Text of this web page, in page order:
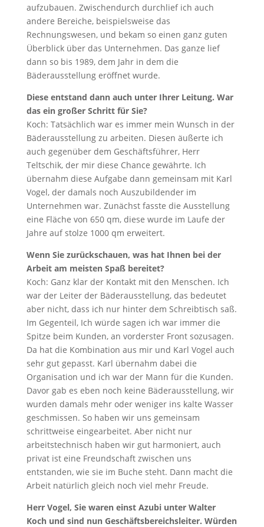
aufzubauen. Zwischendurch durchlief ich auch
andere Bereiche, beispielsweise das
Rechnungswesen, und bekam so einen ganz guten
Überblick über das Unternehmen. Das ganze lief
dann so bis 1989, dem Jahr in dem die
Bäderausstellung eröffnet wurde.
Diese entstand dann auch unter Ihrer Leitung. War
das ein großer Schritt für Sie?
Koch: Tatsächlich war es immer mein Wunsch in der
Bäderausstellung zu arbeiten. Diesen äußerte ich
auch gegenüber dem Geschäftsführer, Herr
Teltschik, der mir diese Chance gewährte. Ich
übernahm diese Aufgabe dann gemeinsam mit Karl
Vogel, der damals noch Auszubildender im
Unternehmen war. Zunächst fasste die Ausstellung
eine Fläche von 650 qm, diese wurde im Laufe der
Jahre auf stolze 1000 qm erweitert.
Wenn Sie zurückschauen, was hat Ihnen bei der
Arbeit am meisten Spaß bereitet?
Koch: Ganz klar der Kontakt mit den Menschen. Ich
war der Leiter der Bäderausstellung, das bedeutet
aber nicht, dass ich nur hinter dem Schreibtisch saß.
Im Gegenteil, Ich würde sagen ich war immer die
Spitze beim Kunden, an vorderster Front sozusagen.
Da hat die Kombination aus mir und Karl Vogel auch
sehr gut gepasst. Karl übernahm dabei die
Organisation und ich war der Mann für die Kunden.
Davor gab es eben noch keine Bäderausstellung, wir
wurden damals mehr oder weniger ins kalte Wasser
geschmissen. So haben wir uns gemeinsam
schrittweise eingearbeitet. Aber nicht nur
arbeitstechnisch haben wir gut harmoniert, auch
privat ist eine Freundschaft zwischen uns
entstanden, wie sie im Buche steht. Dann macht die
Arbeit natürlich gleich noch viel mehr Freude.
Herr Vogel, Sie waren einst Azubi unter Walter
Koch und sind nun Geschäftsbereichsleiter. Würden